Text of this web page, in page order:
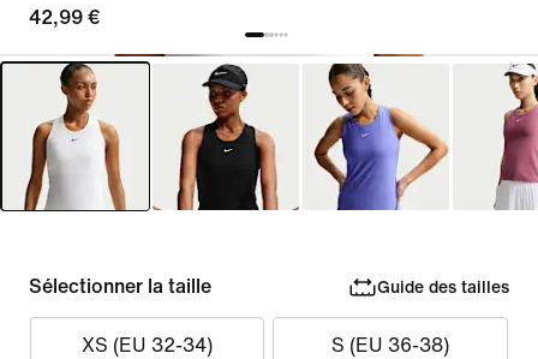
42,99 €
Sélectionner la taille Guide des tailles
XS (EU 32-34) S (EU 36-38)